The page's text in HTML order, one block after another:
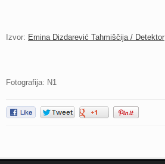
Izvor: Emina Dizdarević Tahmiščija / Detektor
Fotografija: N1